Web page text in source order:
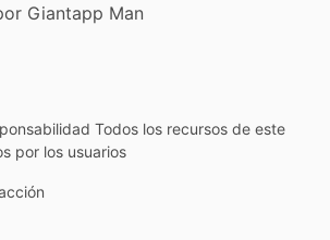
Giantapp Man
Todos los recursos de este
por los usuarios